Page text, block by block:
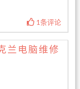
1条评论
兰电脑维修